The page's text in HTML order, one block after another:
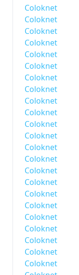
Coloknet
Coloknet
Coloknet
Coloknet
Coloknet
Coloknet
Coloknet
Coloknet
Coloknet
Coloknet
Coloknet
Coloknet
Coloknet
Coloknet
Coloknet
Coloknet
Coloknet
Coloknet
Coloknet
Coloknet
Coloknet
Coloknet
Coloknet